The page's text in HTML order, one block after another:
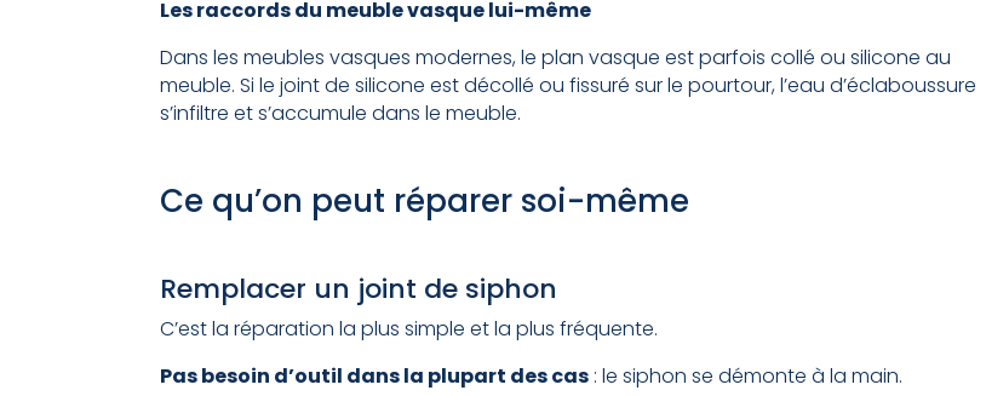
Les raccords du meuble vasque lui-même
Dans les meubles vasques modernes, le plan vasque est parfois collé ou silicone au
meuble. Si le joint de silicone est décollé ou fissuré sur le pourtour, l’eau d’éclaboussure
s’infiltre et s’accumule dans le meuble.
Ce qu’on peut réparer soi-même
Remplacer un joint de siphon
C’est la réparation la plus simple et la plus fréquente.
Pas besoin d’outil dans la plupart des cas : le siphon se démonte à la main.